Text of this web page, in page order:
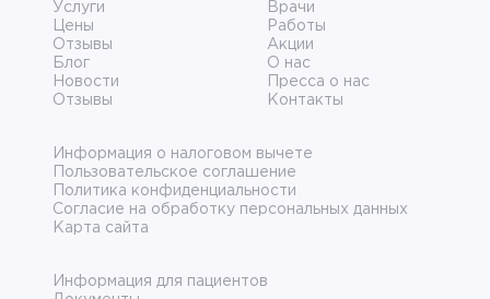
Услуги
Врачи
Цены
Работы
Отзывы
Акции
Блог
О нас
Новости
Пресса о нас
Отзывы
Контакты
Информация о налоговом вычете
Пользовательское соглашение
Политика конфиденциальности
Согласие на обработку персональных данных
Карта сайта
Информация для пациентов